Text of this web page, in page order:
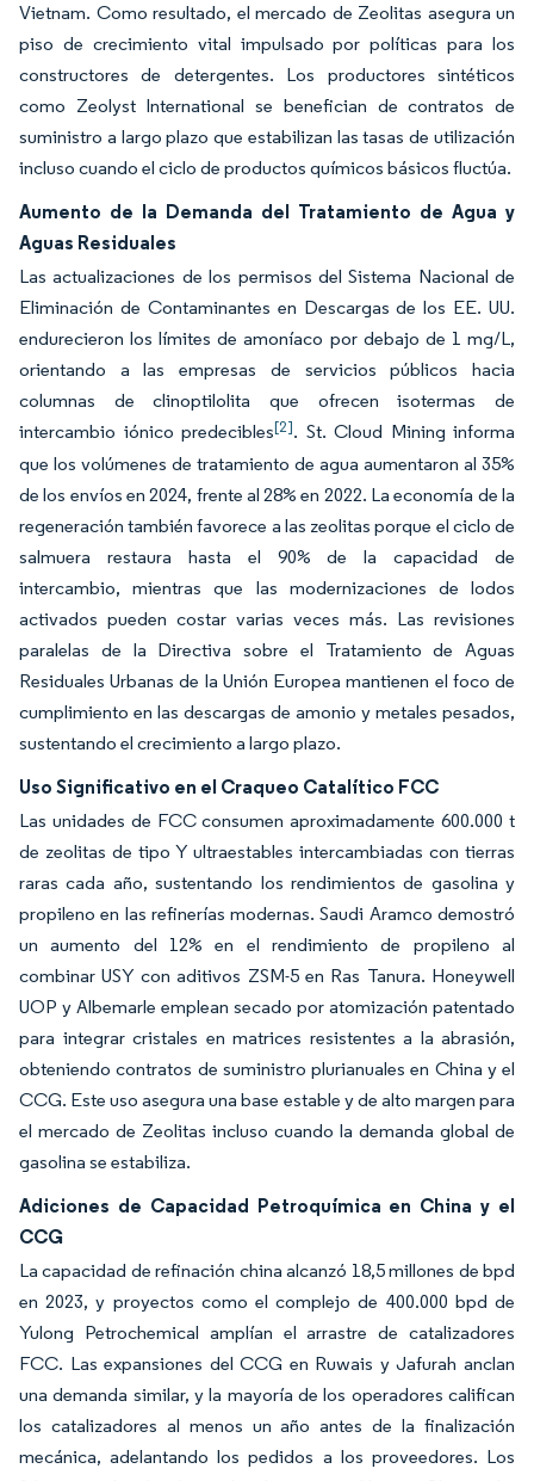
Vietnam. Como resultado, el mercado de Zeolitas asegura un
piso de crecimiento vital impulsado por políticas para los
constructores de detergentes. Los productores sintéticos
como Zeolyst International se benefician de contratos de
suministro a largo plazo que estabilizan las tasas de utilización
incluso cuando el ciclo de productos químicos básicos fluctúa.
Aumento de la Demanda del Tratamiento de Agua y
Aguas Residuales
Las actualizaciones de los permisos del Sistema Nacional de
Eliminación de Contaminantes en Descargas de los EE. UU.
endurecieron los límites de amoníaco por debajo de 1 mg/L,
orientando a las empresas de servicios públicos hacia
columnas de clinoptilolita que ofrecen isotermas de
intercambio iónico predecibles[2]. St. Cloud Mining informa
que los volúmenes de tratamiento de agua aumentaron al 35%
de los envíos en 2024, frente al 28% en 2022. La economía de la
regeneración también favorece a las zeolitas porque el ciclo de
salmuera restaura hasta el 90% de la capacidad de
intercambio, mientras que las modernizaciones de lodos
activados pueden costar varias veces más. Las revisiones
paralelas de la Directiva sobre el Tratamiento de Aguas
Residuales Urbanas de la Unión Europea mantienen el foco de
cumplimiento en las descargas de amonio y metales pesados,
sustentando el crecimiento a largo plazo.
Uso Significativo en el Craqueo Catalítico FCC
Las unidades de FCC consumen aproximadamente 600.000 t
de zeolitas de tipo Y ultraestables intercambiadas con tierras
raras cada año, sustentando los rendimientos de gasolina y
propileno en las refinerías modernas. Saudi Aramco demostró
un aumento del 12% en el rendimiento de propileno al
combinar USY con aditivos ZSM-5 en Ras Tanura. Honeywell
UOP y Albemarle emplean secado por atomización patentado
para integrar cristales en matrices resistentes a la abrasión,
obteniendo contratos de suministro plurianuales en China y el
CCG. Este uso asegura una base estable y de alto margen para
el mercado de Zeolitas incluso cuando la demanda global de
gasolina se estabiliza.
Adiciones de Capacidad Petroquímica en China y el
CCG
La capacidad de refinación china alcanzó 18,5 millones de bpd
en 2023, y proyectos como el complejo de 400.000 bpd de
Yulong Petrochemical amplían el arrastre de catalizadores
FCC. Las expansiones del CCG en Ruwais y Jafurah anclan
una demanda similar, y la mayoría de los operadores califican
los catalizadores al menos un año antes de la finalización
mecánica, adelantando los pedidos a los proveedores. Los